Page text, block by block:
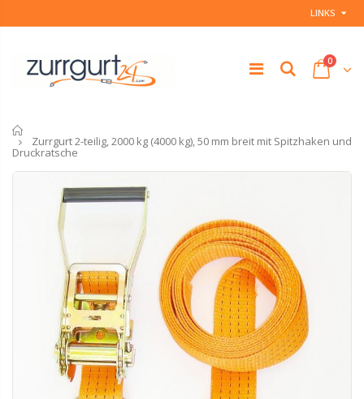
LINKS
0
Zurrgurt 2-teilig, 2000 kg (4000 kg), 50 mm breit mit Spitzhaken und
Druckratsche